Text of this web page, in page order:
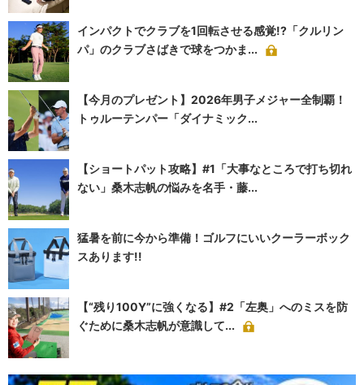
インパクトでクラブを1回転させる感覚!?「クルリン
パ」のクラブさばきで球をつかま...
【今月のプレゼント】2026年男子メジャー全制覇！
トゥルーテンパー「ダイナミック...
【ショートパット攻略】#1「大事なところで打ち切れ
ない」桑木志帆の悩みを名手・藤...
猛暑を前に今から準備！ゴルフにいいクーラーボック
スあります!!
【“残り100Y”に強くなる】#2「左奥」へのミスを防
ぐために桑木志帆が意識して...